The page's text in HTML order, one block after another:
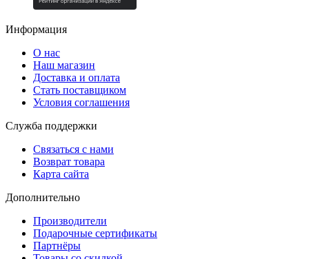
Информация
О нас
Наш магазин
Доставка и оплата
Стать поставщиком
Условия соглашения
Служба поддержки
Связаться с нами
Возврат товара
Карта сайта
Дополнительно
Производители
Подарочные сертификаты
Партнёры